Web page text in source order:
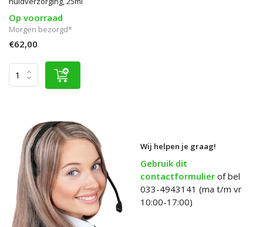
Op voorraad
Morgen bezorgd*
€62,00
Wij helpen je graag!
Gebruik dit
contactformulier of bel
033-4943141 (ma t/m vr
10:00-17:00)